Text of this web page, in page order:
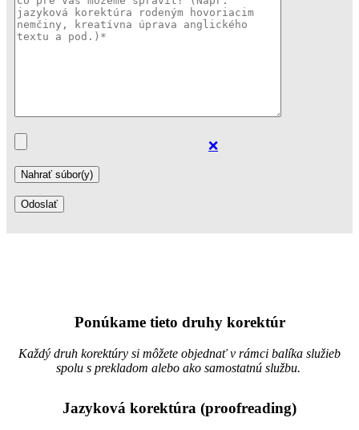
❌
Ponúkame tieto druhy korektúr
Každý druh korektúry si môžete objednať v rámci balíka služieb
spolu s prekladom alebo ako samostatnú službu.
Jazyková korektúra (proofreading)